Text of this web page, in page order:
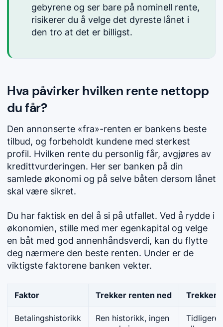
gebyrene og ser bare på nominell rente,
risikerer du å velge det dyreste lånet i
den tro at det er billigst.
Hva påvirker hvilken rente nettopp
du får?
Den annonserte «fra»-renten er bankens beste
tilbud, og forbeholdt kundene med sterkest
profil. Hvilken rente du personlig får, avgjøres av
kredittvurderingen. Her ser banken på din
samlede økonomi og på selve båten dersom lånet
skal være sikret.
Du har faktisk en del å si på utfallet. Ved å rydde i
økonomien, stille med mer egenkapital og velge
en båt med god annenhåndsverdi, kan du flytte
deg nærmere den beste renten. Under er de
viktigste faktorene banken vekter.
Faktor Trekker renten ned Trekker
Betalingshistorikk
Ren historikk, ingen
Tidligere